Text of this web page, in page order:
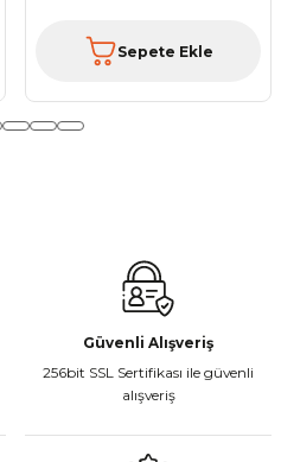
Sepete Ekle
Güvenli Alışveriş
256bit SSL Sertifikası ile güvenli
alışveriş